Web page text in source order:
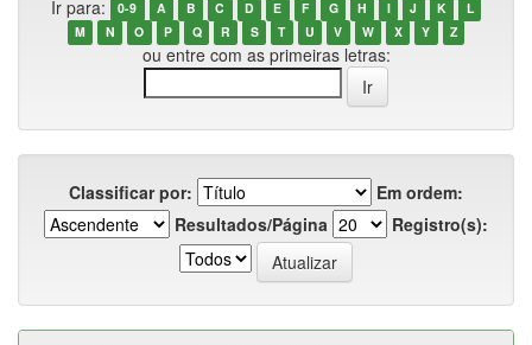
Ir para: 0-9 A B C D E F G H I J K
L
M
N O P Q R S T U V W X Y Z
ou entre com as primeiras letras:
Classificar por:
Em ordem:
Resultados/Página
Registro(s):